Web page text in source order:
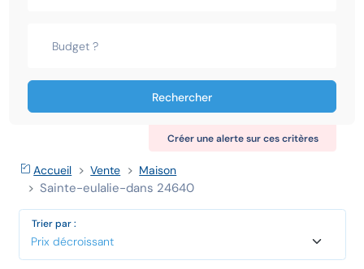
Rechercher
Créer une alerte sur ces critères
Accueil Vente Maison
Sainte-eulalie-dans 24640
Trier par :